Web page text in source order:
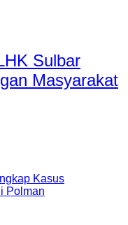
Sulbar
Masyarakat